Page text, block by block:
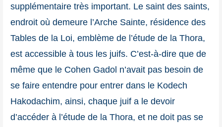
supplémentaire très important. Le saint des saints,
endroit où demeure l’Arche Sainte, résidence des
Tables de la Loi, emblème de l’étude de la Thora,
est accessible à tous les juifs. C’est-à-dire que de
même que le Cohen Gadol n’avait pas besoin de
se faire entendre pour entrer dans le Kodech
Hakodachim, ainsi, chaque juif a le devoir
d’accéder à l’étude de la Thora, et ne doit pas se